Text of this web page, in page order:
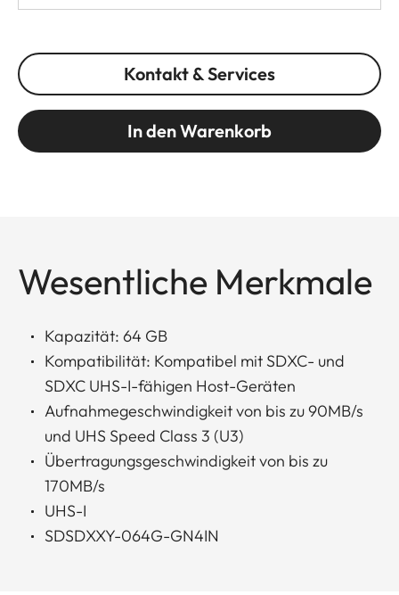
Kontakt & Services
In den Warenkorb
Wesentliche Merkmale
Kapazität: 64 GB
Kompatibilität: Kompatibel mit SDXC- und
SDXC UHS-I-fähigen Host-Geräten
Aufnahmegeschwindigkeit von bis zu 90MB/s
und UHS Speed Class 3 (U3)
Übertragungsgeschwindigkeit von bis zu
170MB/s
UHS-I
SDSDXXY-064G-GN4IN